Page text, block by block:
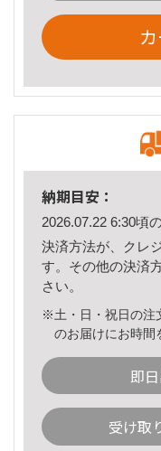
納期目安：
2026.07.22 6:30頃
決済方法が、クレ
す。その他の決済
さい。
※土・日・祝日の注
のお届けにお時間
即
受け取